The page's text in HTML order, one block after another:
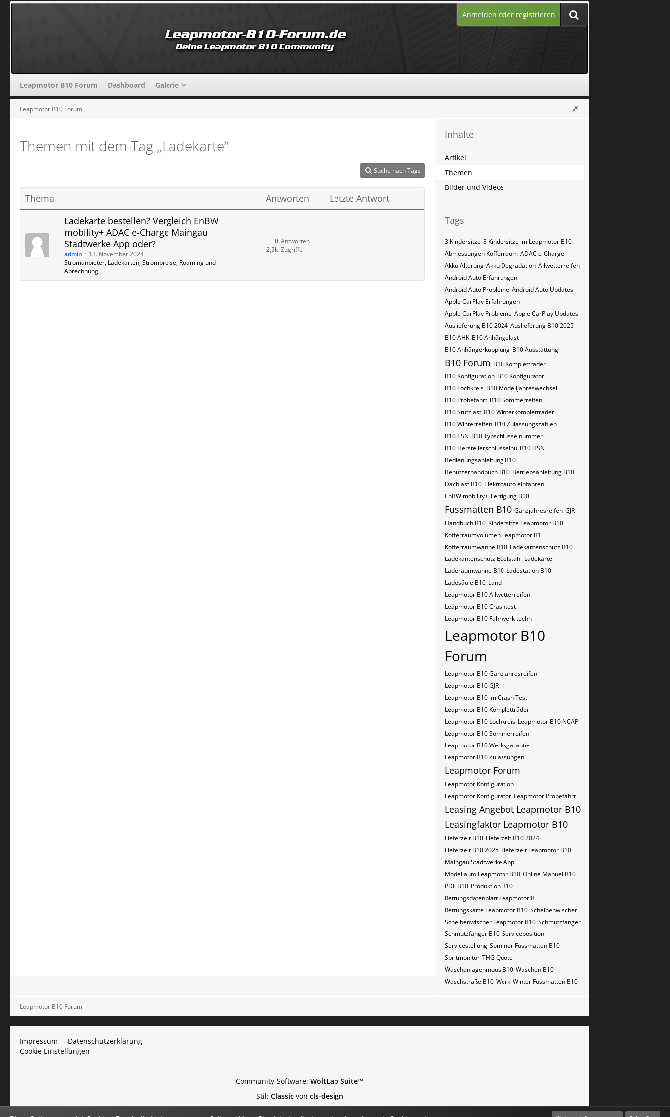
Anmelden oder registrieren
Leapmotor B10 Forum Dashboard Galerie
Leapmotor B10 Forum
Themen mit dem Tag „Ladekarte“
Suche nach Tags
Thema Antworten
Letzte Antwort
Ladekarte bestellen? Vergleich EnBW
mobility+ ADAC e-Charge Maingau
Stadtwerke App oder?
admin
13. November 2024
Stromanbieter, Ladekarten, Strompreise, Roaming und
Abrechnung
Antworten
0
Zugriffe
2,5k
Inhalte
Artikel
Themen
Bilder und Videos
Tags
3 Kindersitze 3 Kindersitze im Leapmotor B10
Abmessungen Kofferraum ADAC e-Charge
Akku Alterung Akku Degradation Allwetterreifen
Android Auto Erfahrungen
Android Auto Probleme Android Auto Updates
Apple CarPlay Erfahrungen
Apple CarPlay Probleme Apple CarPlay Updates
Auslieferung B10 2024 Auslieferung B10 2025
B10 AHK B10 Anhängelast
B10 Anhängerkupplung B10 Ausstattung
B10 Forum B10 Kompletträder
B10 Konfiguration B10 Konfigurator
B10 Lochkreis B10 Modelljahreswechsel
B10 Probefahrt B10 Sommerreifen
B10 Stützlast B10 Winterkompletträder
B10 Winterreifen B10 Zulassungszahlen
B10​​​​ TSN B10​​​​ Typschlüsselnummer
B10​​​​​ Herstellerschlüsselnu B10​​​​​ HSN
Bedienungsanleitung B10
Benutzerhandbuch B10 Betriebsanleitung B10
Dachlast B10 Elektroauto einfahren
EnBW mobility+ Fertigung B10
Fussmatten B10 Ganzjahresreifen GJR
Handbuch B10 Kindersitze Leapmotor B10
Kofferraumvolumen Leapmotor B1
Kofferraumwanne B10 Ladekantenschutz B10
Ladekantenschutz Edelstahl Ladekarte
Laderaumwanne B10 Ladestation B10
Ladesäule B10 Land
Leapmotor B10 Allwetterreifen
Leapmotor B10 Crashtest
Leapmotor B10 Fahrwerk techn
Leapmotor B10
Forum
Leapmotor B10 Ganzjahresreifen
Leapmotor B10 GJR
Leapmotor B10 im Crash Test
Leapmotor B10 Kompletträder
Leapmotor B10 Lochkreis Leapmotor B10 NCAP
Leapmotor B10 Sommerreifen
Leapmotor B10 Werksgarantie
Leapmotor B10 Zulassungen
Leapmotor Forum
Leapmotor Konfiguration
Leapmotor Konfigurator Leapmotor Probefahrt
Leasing Angebot Leapmotor B10
Leasingfaktor Leapmotor B10
Lieferzeit B10 Lieferzeit B10 2024
Lieferzeit B10 2025 Lieferzeit Leapmotor B10
Maingau Stadtwerke App
Modellauto Leapmotor B10 Online Manuel B10
PDF B10 Produktion B10
Rettungsdatenblatt Leapmotor B
Rettungskarte Leapmotor B10 Scheibenwischer
Scheibenwischer Leapmotor​ B10 Schmutzfänger
Schmutzfänger B10 Serviceposition
Servicestellung Sommer Fussmatten B10
Spritmonitor THG Quote
Waschanlagenmous B10 Waschen B10
Waschstraße B10 Werk Winter Fussmatten B10
Leapmotor B10 Forum
Impressum
Datenschutzerklärung
Cookie Einstellungen
Community-Software: WoltLab Suite™
Stil: Classicvon cls-design